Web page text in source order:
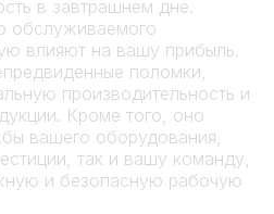
в завтрашнем дне.
обслуживаемого
влияют на вашу прибыль.
поломки,
производительность и
Кроме того, оно
вашего оборудования,
так и вашу команду,
и безопасную рабочую